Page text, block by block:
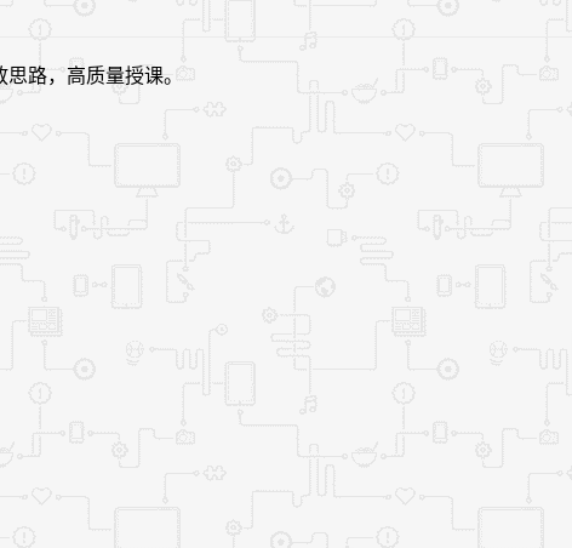
路，高质量授课。